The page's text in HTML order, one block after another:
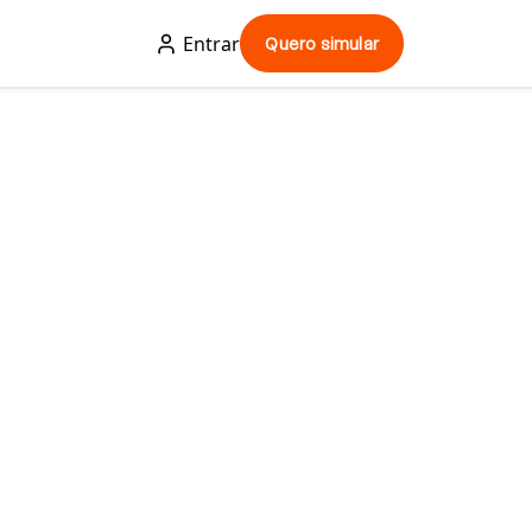
Entrar Quero simular